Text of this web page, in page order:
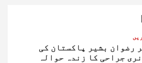
رضوان بشیر پاکستان کی
جراحی کا زندہ حوالہ